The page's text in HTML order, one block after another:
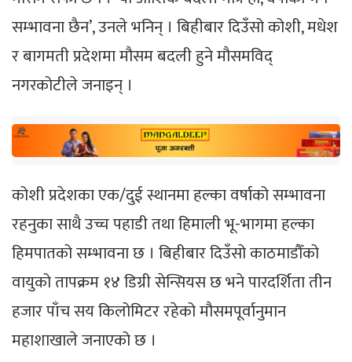
सम्भावना छैन’, उनले भनिन् । बिहीबार दिउँसो कोशी, मधेश
र बागमती प्रदेशमा मौसम बदली हुने मौसमविद्
नगरकोटीले जनाइन् ।
कोशी प्रदेशका एक/दुई स्थानमा हल्का वर्षाको सम्भावना
रहनुका साथै उच्च पहाडी तथा हिमाली भू-भागमा हल्का
हिमपातको सम्भावना छ । बिहीबार दिउँसो काठमाडौँको
वायुको तापक्रम १४ डिग्री सेन्सियस छ भने पारदर्शिता तीन
हजार पाँच सय किलोमिटर रहेको मौसमपूर्वानुमान
महाशाखाले जनाएको छ ।